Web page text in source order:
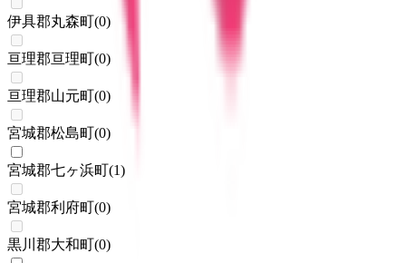
伊具郡丸森町(0)
亘理郡亘理町(0)
亘理郡山元町(0)
宮城郡松島町(0)
宮城郡七ヶ浜町(1)
宮城郡利府町(0)
黒川郡大和町(0)